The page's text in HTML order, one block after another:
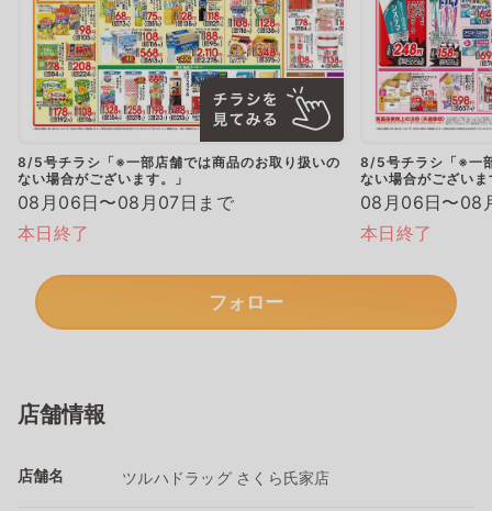
8/5号チラシ「※一部店舗では商品のお取り扱いの
ない場合がございます。」
08月06日〜08月07日まで
本日終了
8/5号チラシ「※一
ない場合がございま
08月06日〜08
本日終了
フォロー
店舗情報
店舗名 ツルハドラッグ さくら氏家店